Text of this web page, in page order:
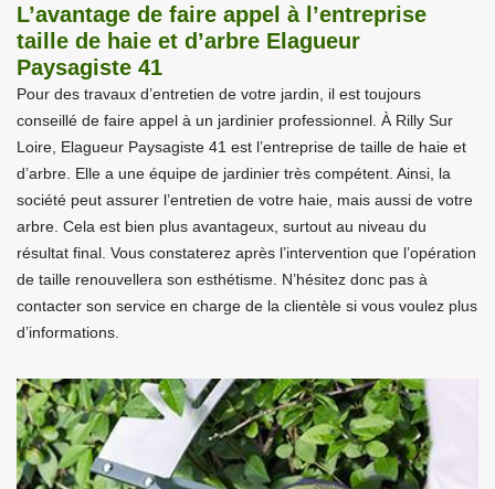
L’avantage de faire appel à l’entreprise
taille de haie et d’arbre Elagueur
Paysagiste 41
Pour des travaux d’entretien de votre jardin, il est toujours
conseillé de faire appel à un jardinier professionnel. À Rilly Sur
Loire, Elagueur Paysagiste 41 est l’entreprise de taille de haie et
d’arbre. Elle a une équipe de jardinier très compétent. Ainsi, la
société peut assurer l’entretien de votre haie, mais aussi de votre
arbre. Cela est bien plus avantageux, surtout au niveau du
résultat final. Vous constaterez après l’intervention que l’opération
de taille renouvellera son esthétisme. N’hésitez donc pas à
contacter son service en charge de la clientèle si vous voulez plus
d’informations.